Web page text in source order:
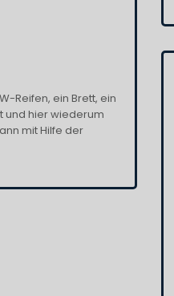
Reifen, ein Brett, ein
und hier wiederum
mit Hilfe der